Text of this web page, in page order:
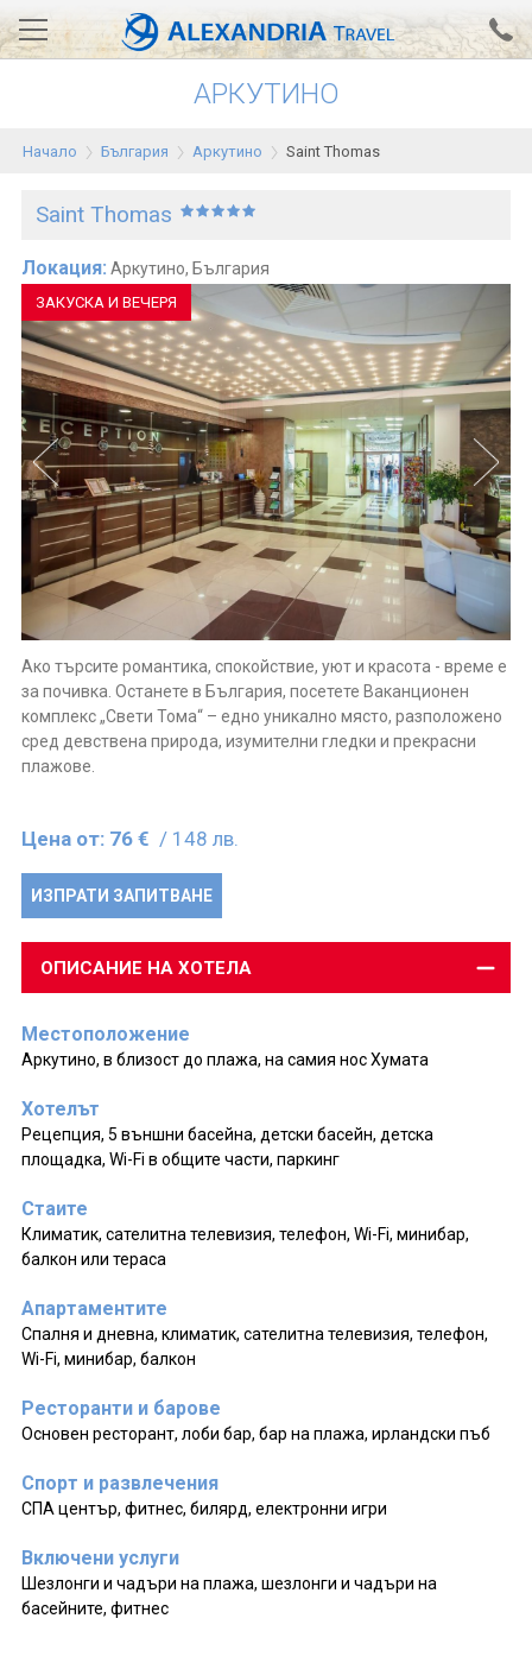
Проверка на резервация
АЛЕКСАНДРИЯ хотели
Тунис
Гърция
Египет
Екскурзии
0700 18 308 Запитване
АРКУТИНО
Начало България Аркутино Saint Thomas
Saint Thomas
Локация: Аркутино, България
ЗАКУСКА И ВЕЧЕРЯ
Aко търсите романтика, спокойствие, уют и красота - време е
за почивка. Останете в България, посетете Ваканционен
комплекс „Свети Тома“ – едно уникално място, разположено
сред девствена природа, изумителни гледки и прекрасни
плажове.
Цена от: 76 € / 148 лв.
ИЗПРАТИ ЗАПИТВАНЕ
ОПИСАНИЕ НА ХОТЕЛА
Местоположение
Аркутино, в близост до плажа, на самия нос Хумата
Хотелът
Рецепция, 5 външни басейна, детски басейн, детска
площадка, Wi-Fi в общите части, паркинг
Стаите
Климатик, сателитна телевизия, телефон, Wi-Fi, минибар,
балкон или тераса
Апартаментите
Спалня и дневна, климатик, сателитна телевизия, телефон,
Wi-Fi, минибар, балкон
Ресторанти и барове
Основен ресторант, лоби бар, бар на плажа, ирландски пъб
Спорт и развлечения
СПА център, фитнес, билярд, електронни игри
Включени услуги
Шезлонги и чадъри на плажа, шезлонги и чадъри на
басейните, фитнес